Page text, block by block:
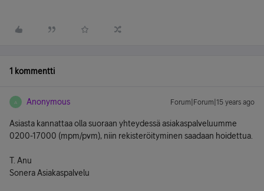
1 kommentti
A Anonymous Forum|Forum|15 years ago
Asiasta kannattaa olla suoraan yhteydessä asiakaspalveluumme
0200-17000 (mpm/pvm), niin rekisteröityminen saadaan hoidettua.
T. Anu
Sonera Asiakaspalvelu